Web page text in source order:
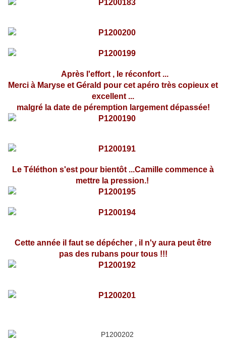
Après l'effort , le réconfort ...
Merci à Maryse et Gérald pour cet apéro très copieux et
excellent ...
malgré la date de péremption largement dépassée!
Le Téléthon s'est pour bientôt ...Camille commence à
mettre la pression.!
Cette année il faut se dépécher , il n'y aura peut être
pas des rubans pour tous !!!